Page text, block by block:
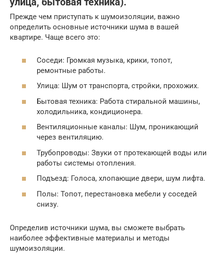
Прежде чем приступать к шумоизоляции, важно
определить основные источники шума в вашей
квартире. Чаще всего это:
Соседи: Громкая музыка, крики, топот,
ремонтные работы.
Улица: Шум от транспорта, стройки, прохожих.
Бытовая техника: Работа стиральной машины,
холодильника, кондиционера.
Вентиляционные каналы: Шум, проникающий
через вентиляцию.
Трубопроводы: Звуки от протекающей воды или
работы системы отопления.
Подъезд: Голоса, хлопающие двери, шум лифта.
Полы: Топот, перестановка мебели у соседей
снизу.
Определив источники шума, вы сможете выбрать
наиболее эффективные материалы и методы
шумоизоляции.